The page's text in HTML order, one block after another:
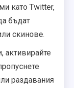
като Twitter,
бъдат
скинове.
активирайте
раздавания